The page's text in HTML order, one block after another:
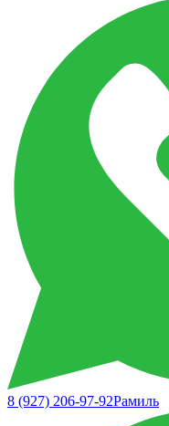
8 (927) 206-97-92Рамиль